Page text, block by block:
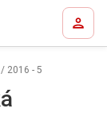
/ 2016 - 5